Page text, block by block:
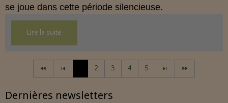
se joue dans cette période silencieuse.
Lire la suite
2 3 4 5
Dernières newsletters